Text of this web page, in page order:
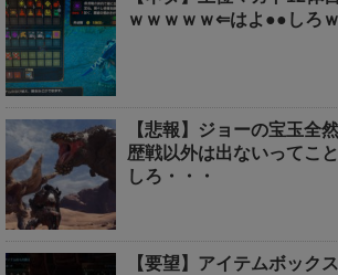
ｗｗｗｗｗ⇐はよ●●しろ
【悲報】ジョーの宝玉全
歴戦以外は出ないってこ
しろ・・・
【要望】アイテムボック